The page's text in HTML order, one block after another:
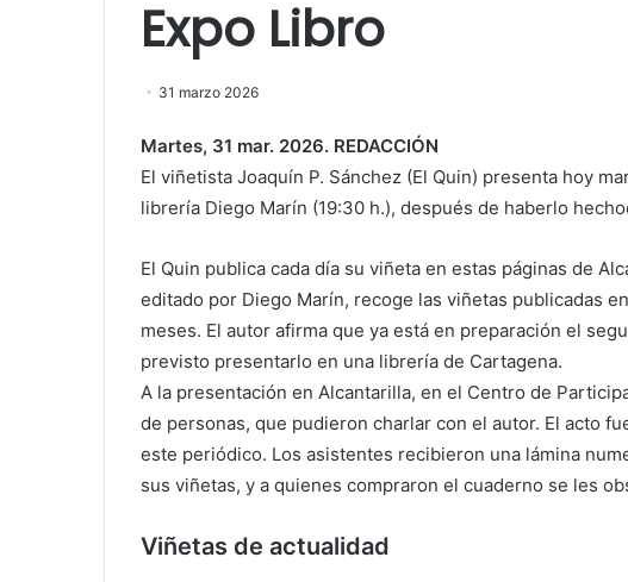
Expo Libro
31 marzo 2026
Martes, 31 mar. 2026. REDACCIÓN
El viñetista Joaquín P. Sánchez (El Quin) presenta hoy
librería Diego Marín (19:30 h.), después de haberlo
El Quin publica cada día su viñeta en estas páginas de
editado por Diego Marín, recoge las viñetas publicadas
meses. El autor afirma que ya está en preparación el
previsto presentarlo en una librería de Cartagena.
A la presentación en Alcantarilla, en el Centro de
de personas, que pudieron charlar con el autor. El acto
este periódico. Los asistentes recibieron una lámina
sus viñetas, y a quienes compraron el cuaderno se les
Viñetas de actualidad